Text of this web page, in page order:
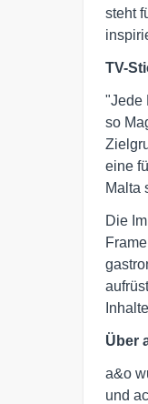
steht
TV-
"Jede
so
eine
Malta
Die
Über
a&o
und